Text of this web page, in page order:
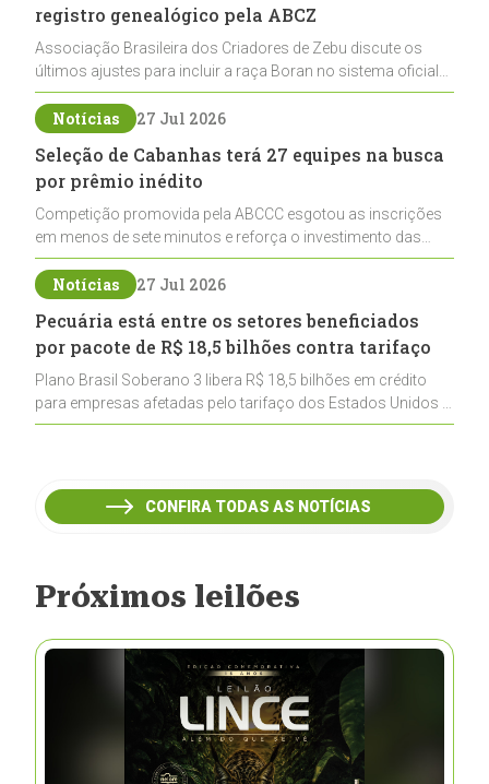
registro genealógico pela ABCZ
Associação Brasileira dos Criadores de Zebu discute os
últimos ajustes para incluir a raça Boran no sistema oficial
de registros, abrindo caminho para sua expansão na
pecuária nacional
Notícias 27 Jul 2026
Seleção de Cabanhas terá 27 equipes na busca
por prêmio inédito
Competição promovida pela ABCCC esgotou as inscrições
em menos de sete minutos e reforça o investimento das
cabanhas na seleção genética de Cavalos Crioulos voltados
ao laço
Notícias 27 Jul 2026
Pecuária está entre os setores beneficiados
por pacote de R$ 18,5 bilhões contra tarifaço
Plano Brasil Soberano 3 libera R$ 18,5 bilhões em crédito
para empresas afetadas pelo tarifaço dos Estados Unidos e
inclui a pecuária entre os setores estratégicos
CONFIRA TODAS AS NOTÍCIAS
Próximos leilões